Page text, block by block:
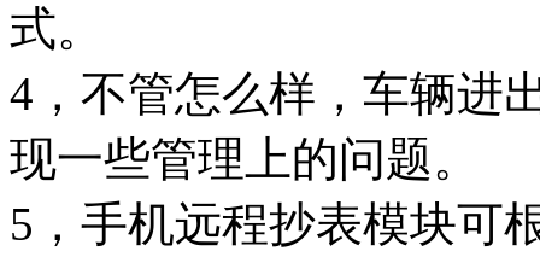
式。
4，不管怎么样，车辆进
现一些管理上的问题。
5，手机远程抄表模块可